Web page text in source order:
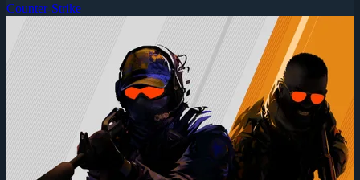
Counter-Strike